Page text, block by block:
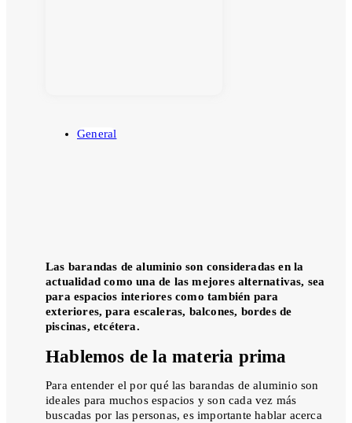
General
Las barandas de aluminio son consideradas en la
actualidad como una de las mejores alternativas, sea
para espacios interiores como también para
exteriores, para escaleras, balcones, bordes de
piscinas, etcétera.
Hablemos de la materia prima
Para entender el por qué las barandas de aluminio son
ideales para muchos espacios y son cada vez más
buscadas por las personas, es importante hablar acerca